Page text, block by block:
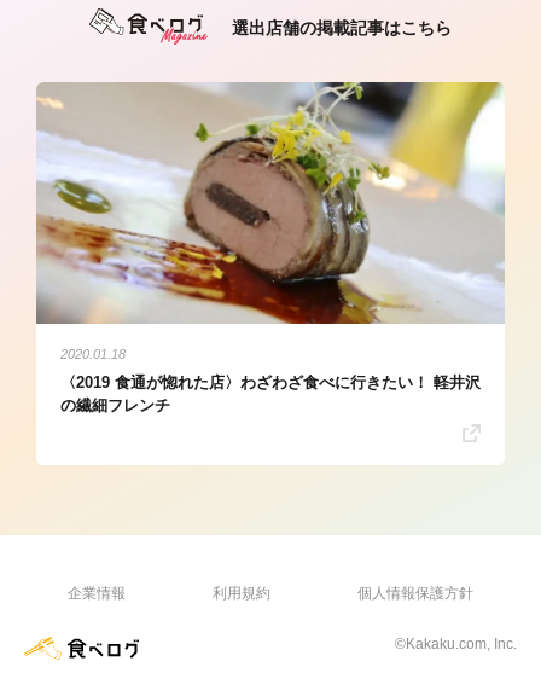
選出店舗の掲載記事はこちら
2020.01.18
〈2019 食通が惚れた店〉わざわざ食べに行きたい！ 軽井沢
の繊細フレンチ
企業情報 利用規約 個人情報保護方針
©Kakaku.com, Inc.